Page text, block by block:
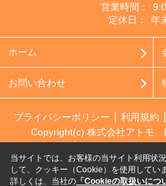
営業時間：
定休日：
年
ホーム
お問い合わせ
プライバシーポリシー 利用規約
Copyright(c) 株式会社アトモ
当サイトでは、お客様の当サイト利用状
して、クッキー（Cookie）を使用してい
詳しくは、当社の 「Cookieの取扱いにつ